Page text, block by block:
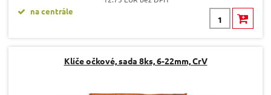
na centrále
Klíče očkové, sada 8ks, 6-22mm, CrV